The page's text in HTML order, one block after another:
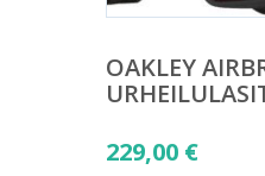
OAKLEY
229,00 €